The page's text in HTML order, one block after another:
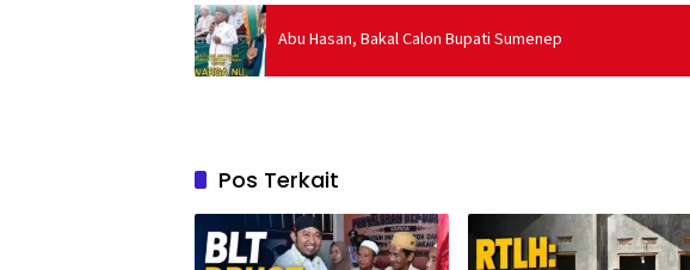
Abu Hasan, Bakal Calon Bupati Sumenep
Pos Terkait